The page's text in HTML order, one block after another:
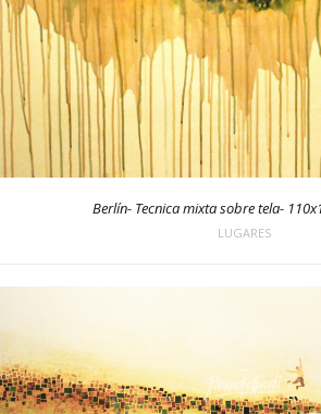
Berlín- Tecnica mixta sobre tela-
LUGARES